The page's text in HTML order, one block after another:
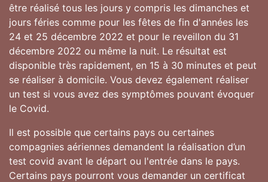
être réalisé tous les jours y compris les dimanches et
jours féries comme pour les fêtes de fin d'années les
24 et 25 décembre 2022 et pour le reveillon du 31
décembre 2022 ou même la nuit. Le résultat est
disponible très rapidement, en 15 à 30 minutes et peut
se réaliser à domicile. Vous devez également réaliser
un test si vous avez des symptômes pouvant évoquer
le Covid.
Il est possible que certains pays ou certaines
compagnies aériennes demandent la réalisation d’un
test covid avant le départ ou l'entrée dans le pays.
Certains pays pourront vous demander un certificat